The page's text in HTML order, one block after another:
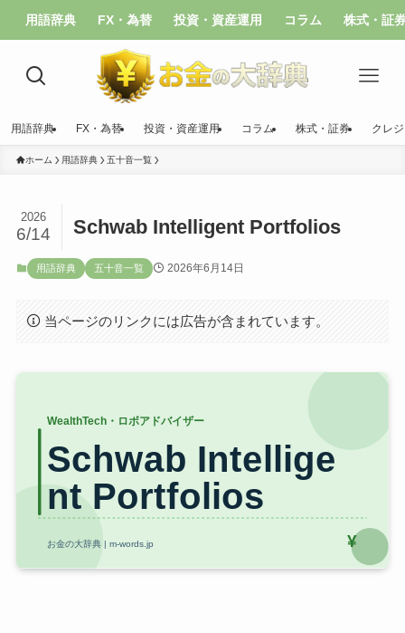
用語辞典 FX・為替 投資・資産運用 コラム 株式・証
用語辞典 FX・為替 投資・資産運用 コラム 株式・証券 クレ
ホーム 用語辞典 五十音一覧
Schwab Intelligent Portfolios
2026
6/14
用語辞典 五十音一覧 2026年6月14日
当ページのリンクには広告が含まれています。